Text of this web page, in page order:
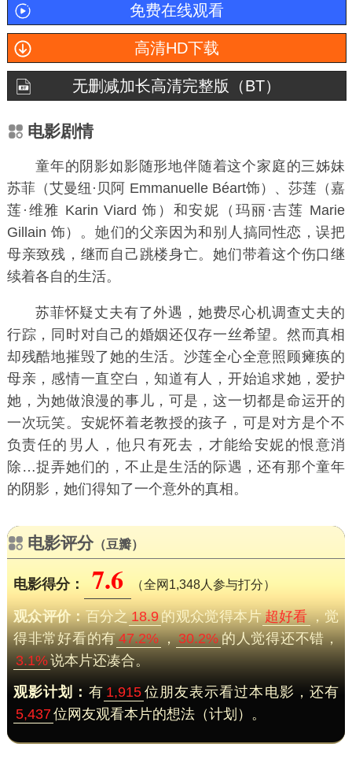
免费在线观看
高清HD下载
无删减加长高清完整版（BT）
电影剧情
童年的阴影如影随形地伴随着这个家庭的三姊妹
苏菲（艾曼纽·贝阿 Emmanuelle Béart饰）、莎莲（嘉
莲·维雅 Karin Viard 饰）和安妮（玛丽·吉莲 Marie
Gillain 饰）。
们的父亲因为和别
搞同性恋，误把
母亲致残，继而自己跳楼身亡。她们带着这个伤口继
续着各自的生活。
苏菲怀疑丈夫有了外遇，她费尽心机调查丈夫的
行踪，同时对自己的婚姻还仅存一丝希望。然而真相
却残酷地摧毁了她的生活。沙莲全心全意照顾瘫痪的
母亲，感情一直空白，知道有人，开始追求她，爱护
她，为她做浪漫的事儿，可是，这一切都是命运开的
一次玩笑。安妮怀着老教授的孩子，可是对方是个不
负责任的
人，
只有死去，才能给安妮的恨意消
除…捉弄她们的，不止是生活的际遇，还有那个童年
的阴影，她们得知了一个意外的真相。
电影评分（豆瓣）
电影得分： 7.6 （全网1,348人参与打分）
观众评价：百分之18.9的观众觉得本片超好看，觉
得非常好看的有47.2%，30.2%的人觉得还不错，
3.1%说本片还凑合。
观影计划： 有 1,915 位朋友表示看过本电影，还有
5,437位网友观看本片的想法（计划）。